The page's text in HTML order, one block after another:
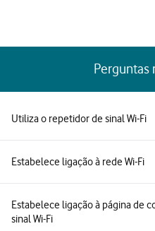
Perguntas
Utiliza o repetidor de sinal Wi-Fi
Estabelece ligação à rede Wi-Fi
Estabelece ligação à página de
sinal Wi-Fi